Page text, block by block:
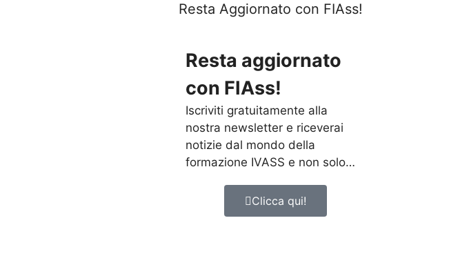
Resta Aggiornato con FIAss!
Resta aggiornato
con FIAss!
Iscriviti gratuitamente alla
nostra newsletter e riceverai
notizie dal mondo della
formazione IVASS e non solo…
Clicca qui!